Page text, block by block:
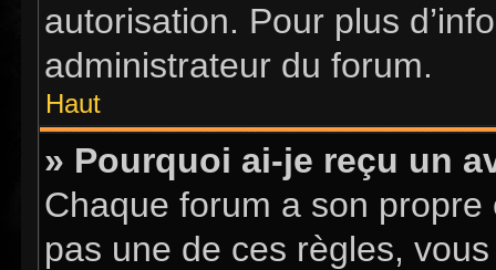
autorisation. Pour plus
administrateur du forum.
Haut
» Pourquoi ai-je reçu un
Chaque forum a son
pas une de ces règles,